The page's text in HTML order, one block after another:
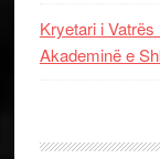
Kryetari i
Akademinë e